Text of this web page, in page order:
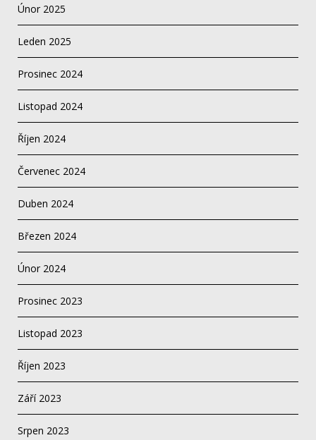
Únor 2025
Leden 2025
Prosinec 2024
Listopad 2024
Říjen 2024
Červenec 2024
Duben 2024
Březen 2024
Únor 2024
Prosinec 2023
Listopad 2023
Říjen 2023
Září 2023
Srpen 2023